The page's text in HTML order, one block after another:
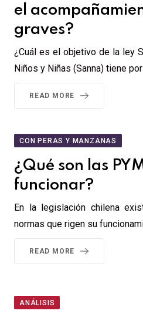
el
graves?
¿Cuál es el objetivo de la ley
Niños y Niñas (Sanna) tiene
READ MORE
CON PERAS Y MANZANAS
¿Qué son las
funcionar?
En la legislación chilena
normas que rigen su
READ MORE
ANÁLISIS